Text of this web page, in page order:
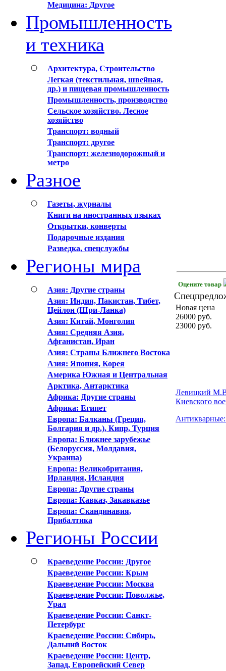
Медицина: Другое
Промышленность
и техника
Архитектура, Строительство
Легкая (текстильная, швейная,
др.) и пищевая промышленность
Промышленность, производство
Сельское хозяйство. Лесное
хозяйство
Транспорт: водный
Транспорт: другое
Транспорт: железнодорожный и
метро
Разное
Газеты, журналы
Книги на иностранных языках
Открытки, конверты
Подарочные издания
Разведка, спецслужбы
Регионы мира
Азия: Другие страны
Азия: Индия, Пакистан, Тибет,
Цейлон (Шри-Ланка)
Азия: Китай, Монголия
Азия: Средняя Азия,
Афганистан, Иран
Азия: Страны Ближнего Востока
Азия: Япония, Корея
Америка Южная и Центральная
Арктика, Антарктика
Африка: Другие страны
Африка: Египет
Европа: Балканы (Греция,
Болгария и др.), Кипр, Турция
Европа: Ближнее зарубежье
(Белоруссия, Молдавия,
Украина)
Европа: Великобритания,
Ирландия, Исландия
Европа: Другие страны
Европа: Кавказ, Закавказье
Европа: Скандинавия,
Прибалтика
Регионы России
Краеведение России: Другое
Краеведение России: Крым
Краеведение России: Москва
Краеведение России: Поволжье,
Урал
Краеведение России: Санкт-
Петербург
Краеведение России: Сибирь,
Дальний Восток
Краеведение России: Центр,
Запад, Европейский Север
Оцените товар
Новая цена
26000 руб.
23000 руб.
Левицкий
Киевского
Антикварные: